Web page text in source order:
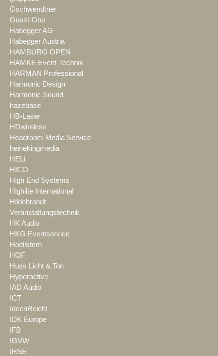
Gschwendtner
Guest-One
Habegger AG
Habegger Austria
HAMBURG OPEN
HAMKE Event-Technik
HARMAN Professional
Harmonic Design
Harmonic Sound
hazebase
HB-Laser
HDwireless
Headroom Media Service
heinekingmedia
HELi
HICO
High End Systems
Highlite International
Hildebrandt
Veranstaltungstechnik
HK Audio
HKG Eventservice
Hoellstern
HOF
Huss Licht & Ton
Hyperactive
IAD Audio
ICT
IdeenReich!
IDK Europe
IFB
IGVW
IHSE